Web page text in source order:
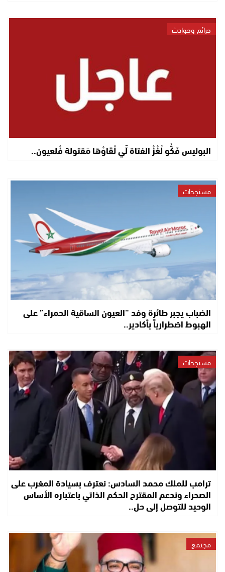
جرائم وحوادث
البوليس فَكُّو لُغْزْ الفتاة لِّي لْقَاوْهَا مَقتولة فْلعيون..
مستجدات
الضباب يجبر طائرة وفد “العيون الساقية الحمراء” على
الهبوط اضطرارياً بأكادير..
مستجدات
ترامب للملك محمد السادس: نعترف بسيادة المغرب على
الصحراء وندعم المقترح الحكم الذاتي باعتباره الأساس
الوحيد للتوصل إلى حل..
مجتمع